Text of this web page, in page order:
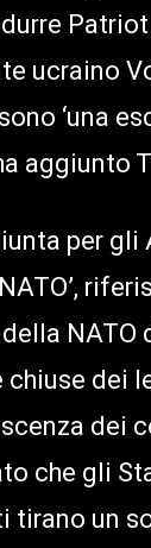
ucraino
‘una
aggiunto
per gli
NATO
dei
dei
che gli
tirano un